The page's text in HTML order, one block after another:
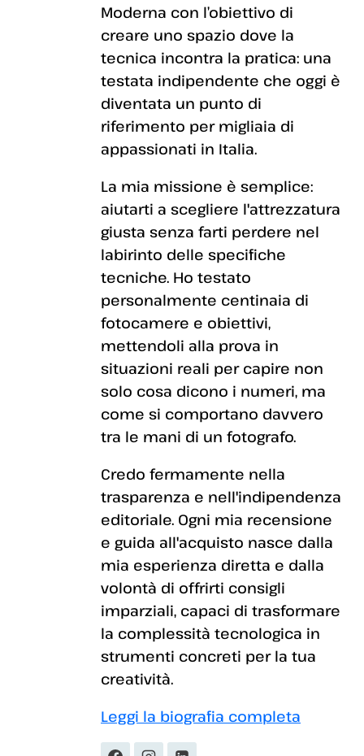
Moderna con l’obiettivo di
creare uno spazio dove la
tecnica incontra la pratica: una
testata indipendente che oggi è
diventata un punto di
riferimento per migliaia di
appassionati in Italia.
La mia missione è semplice:
aiutarti a scegliere l'attrezzatura
giusta senza farti perdere nel
labirinto delle specifiche
tecniche. Ho testato
personalmente centinaia di
fotocamere e obiettivi,
mettendoli alla prova in
situazioni reali per capire non
solo cosa dicono i numeri, ma
come si comportano davvero
tra le mani di un fotografo.
Credo fermamente nella
trasparenza e nell'indipendenza
editoriale. Ogni mia recensione
e guida all'acquisto nasce dalla
mia esperienza diretta e dalla
volontà di offrirti consigli
imparziali, capaci di trasformare
la complessità tecnologica in
strumenti concreti per la tua
creatività.
Leggi la biografia completa